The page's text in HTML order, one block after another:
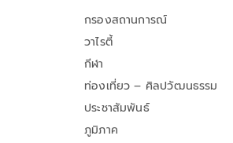
กรองสถานการณ์
วาไรตี้
กีฬา
ท่องเที่ยว – ศิลปวัฒนธรรม
ประชาสัมพันธ์
ภูมิภาค